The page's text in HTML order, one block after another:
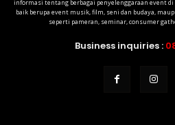
informasi tentang berbagai penyelenggaraan event di
baik berupa event musik, film, seni dan budaya,
seperti pameran, seminar, consumer
Business inquiries :